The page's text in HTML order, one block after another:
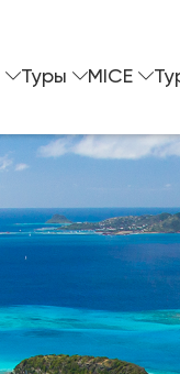
Туры MICE